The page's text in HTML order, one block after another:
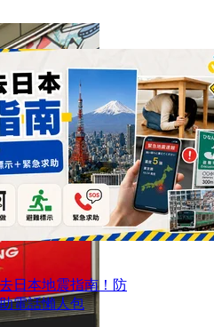
日本地震指南！防
電話懶人包